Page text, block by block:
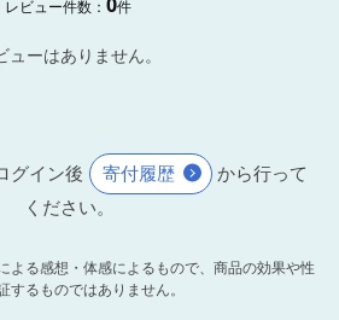
レビュー件数： 件
ューはありません。
グイン後 寄付履歴
から行って
ください。
よる感想・体感によるもので、商品の効果や性
するものではありません。